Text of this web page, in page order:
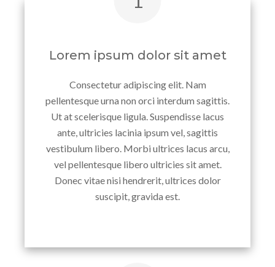
Lorem ipsum dolor sit amet
Consectetur adipiscing elit. Nam
pellentesque urna non orci interdum sagittis.
Ut at scelerisque ligula. Suspendisse lacus
ante, ultricies lacinia ipsum vel, sagittis
vestibulum libero. Morbi ultrices lacus arcu,
vel pellentesque libero ultricies sit amet.
Donec vitae nisi hendrerit, ultrices dolor
suscipit, gravida est.